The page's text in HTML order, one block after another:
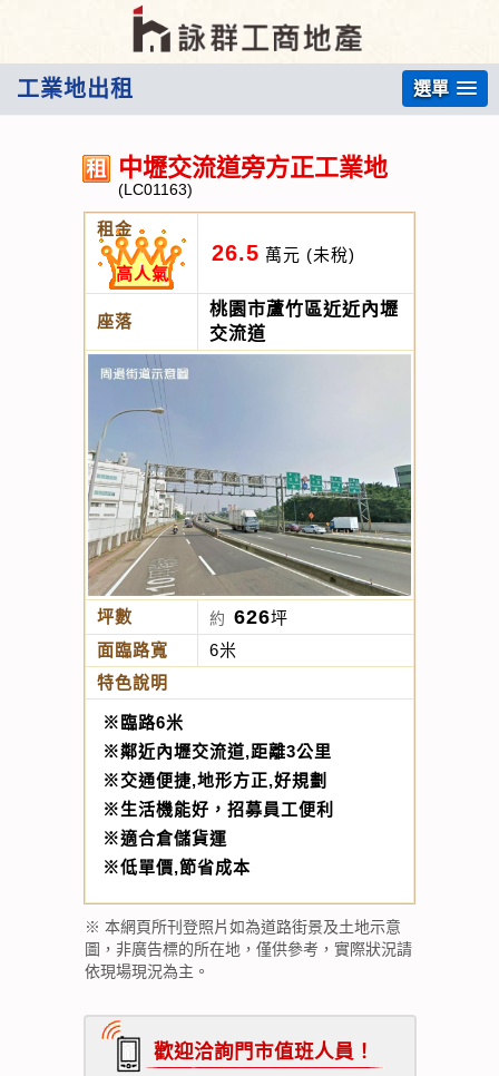
工業地出租 選單
中壢交流道旁方正工業地
(LC01163)
租金
高人氣
26.5 萬元 (未稅)
座落
桃園市蘆竹區近近內壢
交流道
坪數 約 626坪
面臨路寬
6米
特色說明
※臨路6米
※鄰近內壢交流道,距離3公里
※交通便捷,地形方正,好規劃
※生活機能好，招募員工便利
※適合倉儲貨運
※低單價,節省成本
※ 本網頁所刊登照片如為道路街景及土地示意
圖，非廣告標的所在地，僅供參考，實際狀況請
依現場現況為主。
歡迎洽詢門市值班人員！